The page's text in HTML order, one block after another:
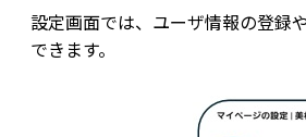
設定画面では、ユーザ情報の登録
できます。